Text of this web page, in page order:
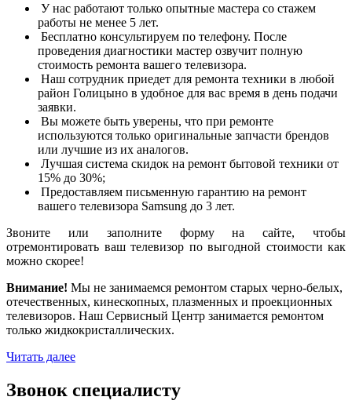
У нас работают только опытные мастера со стажем
работы не менее 5 лет.
Бесплатно консультируем по телефону. После
проведения диагностики мастер озвучит полную
стоимость ремонта вашего телевизора.
Наш сотрудник приедет для ремонта техники в любой
район Голицыно в удобное для вас время в день подачи
заявки.
Вы можете быть уверены, что при ремонте
используются только оригинальные запчасти брендов
или лучшие из их аналогов.
Лучшая система скидок на ремонт бытовой техники от
15% до 30%;
Предоставляем письменную гарантию на ремонт
вашего телевизора Samsung до 3 лет.
Звоните или заполните форму на сайте, чтобы
отремонтировать ваш телевизор по выгодной стоимости как
можно скорее!
Внимание! Мы не занимаемся ремонтом старых черно-белых,
отечественных, кинескопных, плазменных и проекционных
телевизоров. Наш Сервисный Центр занимается ремонтом
только жидкокристаллических.
Читать далее
Звонок специалисту